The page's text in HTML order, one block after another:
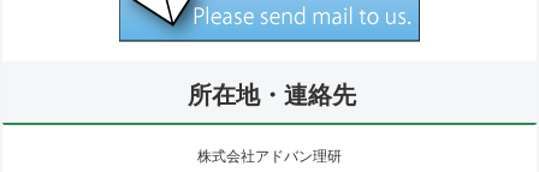
所在地・連絡先
株式会社アドバン理研